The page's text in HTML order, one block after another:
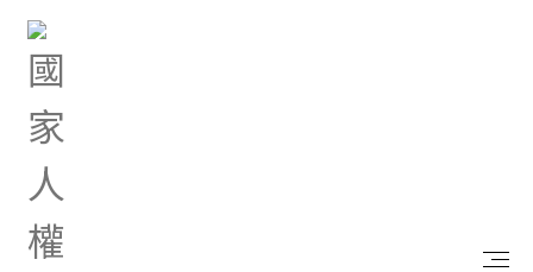
首頁
返成大校園話唱人權生命故事